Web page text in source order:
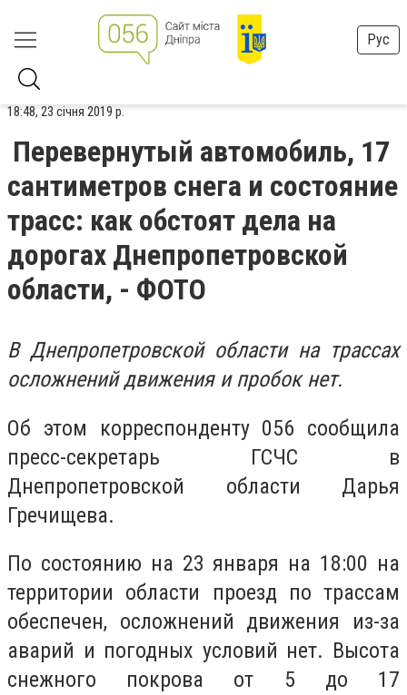
Рус
18:48, 23 січня 2019 р.
Перевернутый автомобиль, 17
сантиметров снега и состояние
трасс: как обстоят дела на
дорогах Днепропетровской
области, - ФОТО
В Днепропетровской области на трассах
осложнений движения и пробок нет.
Об этом корреспонденту 056 сообщила
пресс-секретарь ГСЧС в
Днепропетровской области Дарья
Гречищева.
По состоянию на 23 января на 18:00 на
территории области проезд по трассам
обеспечен, осложнений движения из-за
аварий и погодных условий нет. Высота
снежного покрова от 5 до 17